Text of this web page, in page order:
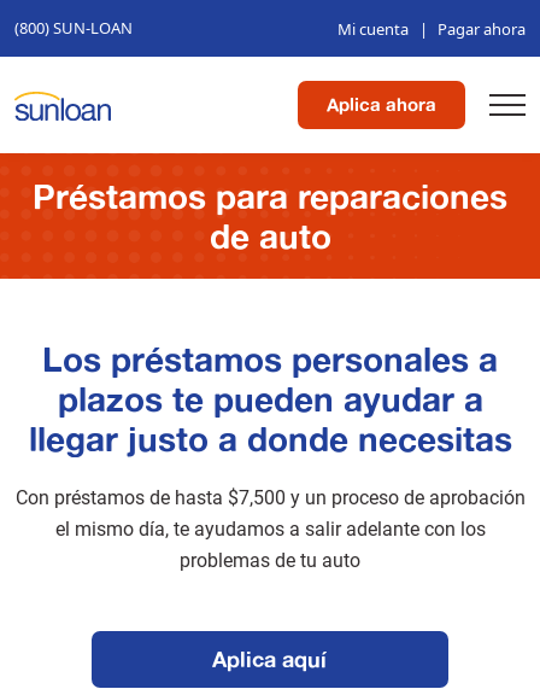
(800) SUN-LOAN Mi cuenta | Pagar ahora
Aplica ahora
Préstamos para reparaciones
de auto
Los préstamos personales a
plazos te pueden ayudar a
llegar justo a donde necesitas
Con préstamos de hasta $7,500 y un proceso de aprobación
el mismo día, te ayudamos a salir adelante con los
problemas de tu auto
Aplica aquí